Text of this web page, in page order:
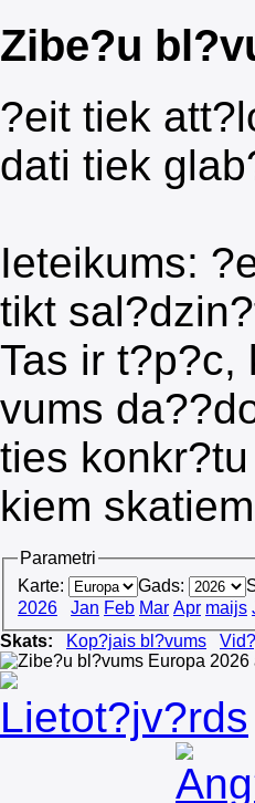
Zibe?u
?eit tiek
dati tiek
Ieteikums:
tikt
Tas ir t?p?c,
vums
ties
kiem
Parametri
Karte:
Gads:
2026
Jan Feb Mar Apr maijs
Skats:
Kop?jais bl?vums
Lietot?jv?rds